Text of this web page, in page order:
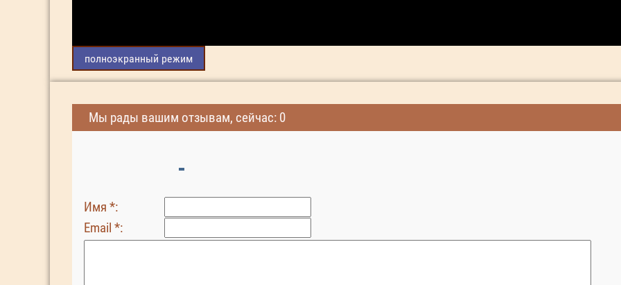
полноэкранный режим
Мы рады вашим отзывам, сейчас: 0
Имя *:
Email *: